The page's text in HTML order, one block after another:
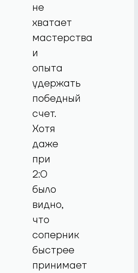
не
хватает
мастерства
и
опыта
удержать
победный
счет.
Хотя
даже
при
2:0
было
видно,
что
соперник
быстрее
принимает